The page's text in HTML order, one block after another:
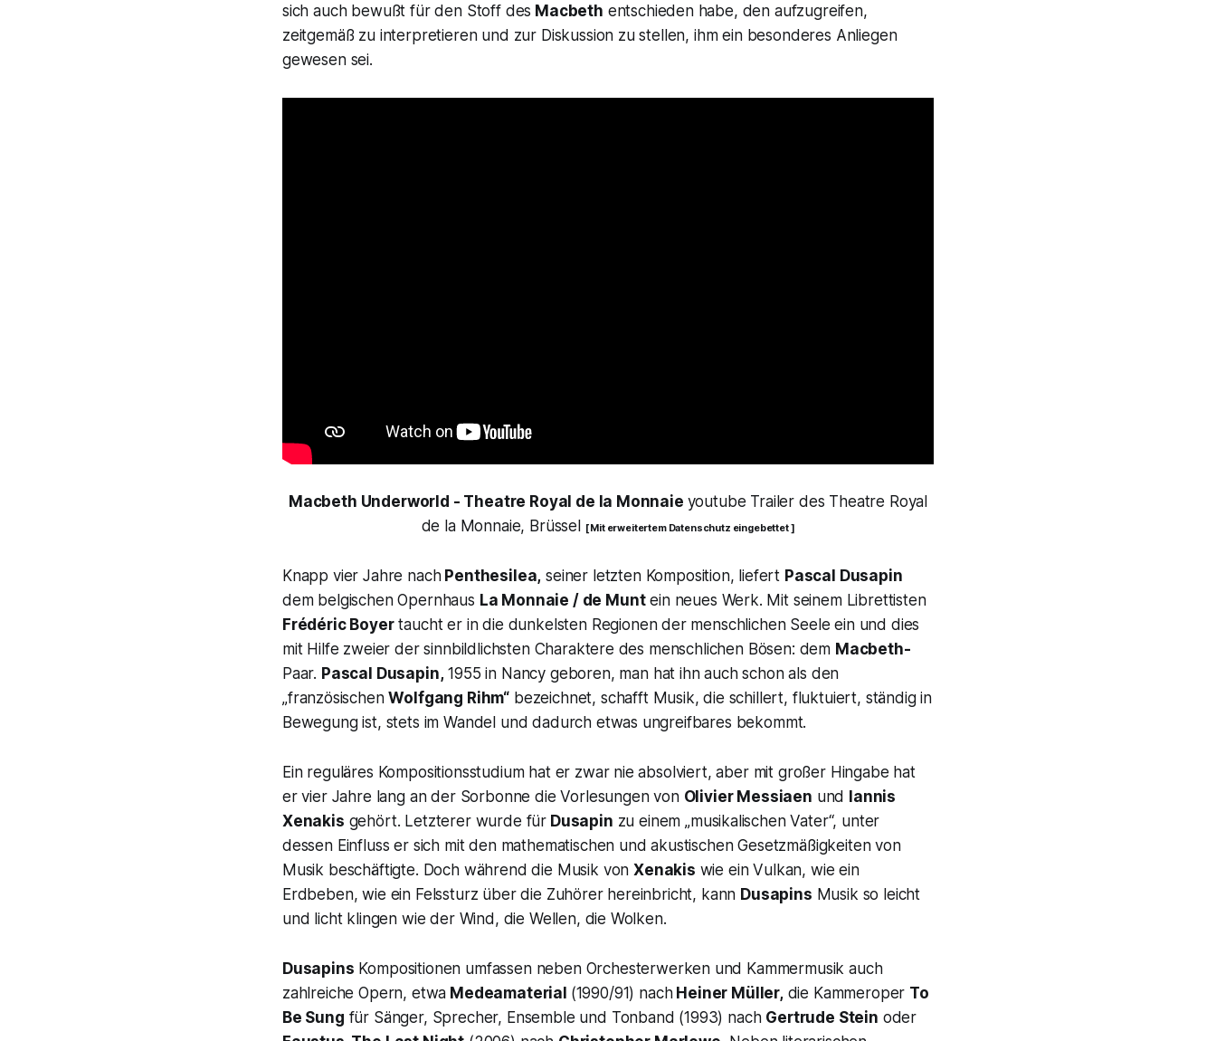
sich auch bewußt für den Stoff des Macbeth entschieden habe, den aufzugreifen,
zeitgemäß zu interpretieren und zur Diskussion zu stellen, ihm ein besonderes Anliegen
gewesen sei.
Macbeth Underworld - Theatre Royal de la Monnaie youtube Trailer des Theatre Royal
de la Monnaie, Brüssel [ Mit erweitertem Datenschutz eingebettet ]
Knapp vier Jahre nach Penthesilea, seiner letzten Komposition, liefert Pascal Dusapin
dem belgischen Opernhaus La Monnaie / de Muntein neues Werk. Mit seinem Librettisten
Frédéric Boyertaucht er in die dunkelsten Regionen der menschlichen Seele ein und dies
mit Hilfe zweier der sinnbildlichsten Charaktere des menschlichen Bösen: dem Macbeth-
Paar. Pascal Dusapin,1955 in Nancy geboren, man hat ihn auch schon als den
„französischenWolfgang Rihm“ bezeichnet, schafft Musik, die schillert, fluktuiert, ständig in
Bewegung ist, stets im Wandel und dadurch etwas ungreifbares bekommt.
Ein reguläres Kompositionsstudium hat er zwar nie absolviert, aber mit großer Hingabe hat
er vier Jahre lang an der Sorbonne die Vorlesungen von Olivier Messiaen und Iannis
Xenakis gehört. Letzterer wurde für Dusapin zu einem „musikalischen Vater“, unter
dessen Einfluss er sich mit den mathematischen und akustischen Gesetzmäßigkeiten von
Musik beschäftigte. Doch während die Musik vonXenakis wie ein Vulkan, wie ein
Erdbeben, wie ein Felssturz über die Zuhörer hereinbricht, kann Dusapins Musik so leicht
und licht klingen wie der Wind, die Wellen, die Wolken.
Dusapins Kompositionen umfassen neben Orchesterwerken und Kammermusik auch
zahlreiche Opern, etwa Medeamaterial (1990/91) nachHeiner Müller,die Kammeroper To
Be Sung für Sänger, Sprecher, Ensemble und Tonband (1993) nach Gertrude Stein oder